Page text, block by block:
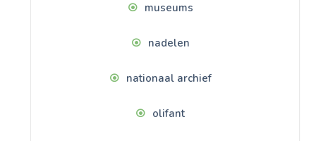
museums
nadelen
nationaal archief
olifant